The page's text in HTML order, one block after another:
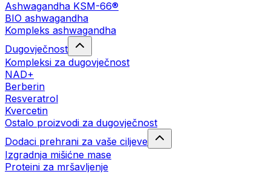
Ashwagandha KSM-66®
BIO ashwagandha
Kompleks ashwagandha
Dugovječnost
Kompleksi za dugovječnost
NAD+
Berberin
Resveratrol
Kvercetin
Ostalo proizvodi za dugovječnost
Dodaci prehrani za vaše ciljeve
Izgradnja mišićne mase
Proteini za mršavljenje